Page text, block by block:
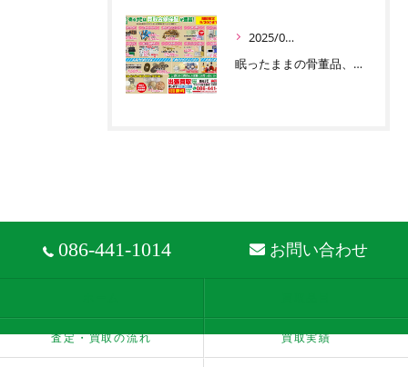
2025/09/03
眠ったままの骨董品、古美術品お任せください‼
086-441-1014 お問い合わせ
査定・買取の流れ 買取実績